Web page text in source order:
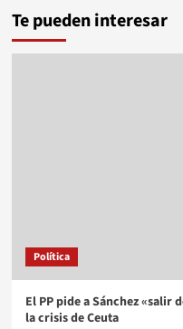
Te pueden interesar
Política
El PP pide a Sánchez
la crisis de Ceuta